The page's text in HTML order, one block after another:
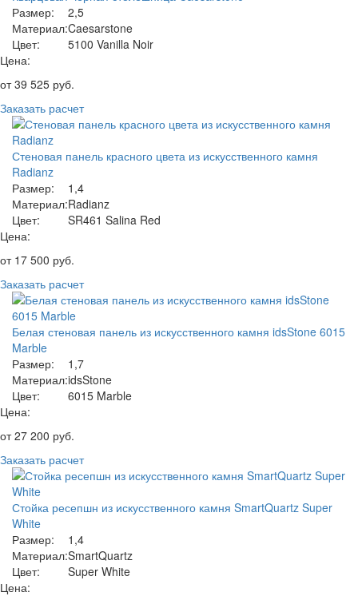
Размер:
2,5
Материал:Caesarstone
Цвет:
5100 Vanilla Noir
Цена:
от39 525 руб.
Заказать расчет
Стеновая панель красного цвета из искусственного камня
Radianz
Размер:
1,4
Материал:Radianz
Цвет:
SR461 Salina Red
Цена:
от 17 500 руб.
Заказать расчет
Белая стеновая панель из искусственного камня idsStone 6015
Marble
Размер:
1,7
Материал:idsStone
Цвет:
6015 Marble
Цена:
от27 200 руб.
Заказать расчет
Стойка ресепшн из искусственного камня SmartQuartz Super
White
Размер:
1,4
Материал:SmartQuartz
Цвет:
Super White
Цена: